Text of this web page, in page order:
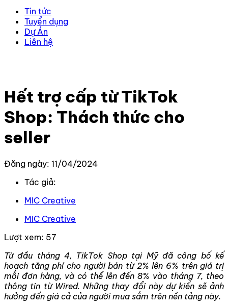
Tin tức
Tuyển dụng
Dự Án
Liên hệ
Hết trợ cấp từ TikTok
Shop: Thách thức cho
seller
Đăng ngày: 11/04/2024
Tác giả:
MIC Creative
MIC Creative
Lượt xem: 57
Từ đầu tháng 4, TikTok Shop tại Mỹ đã công bố kế
hoạch tăng phí cho người bán từ 2% lên 6% trên giá trị
mỗi đơn hàng, và có thể lên đến 8% vào tháng 7, theo
thông tin từ Wired. Những thay đổi này dự kiến sẽ ảnh
hưởng đến giá cả của người mua sắm trên nền tảng này.